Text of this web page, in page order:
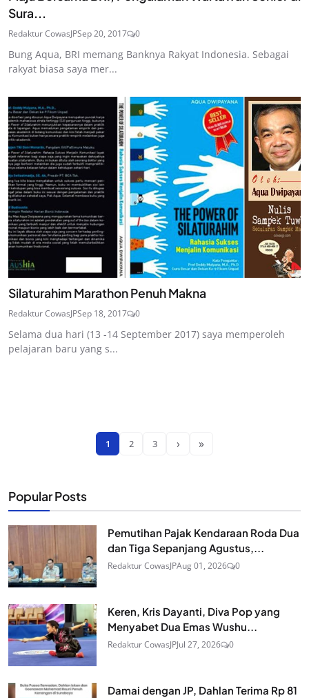
Sura...
Redaktur CowasJPSep 20, 2017 0
Bung Aqua, BRI memang Banknya Rakyat Indonesia. Sebagai
rakyat biasa saya mer...
Silaturahim Marathon Penuh Makna
Redaktur CowasJPSep 18, 2017 0
Selama dua hari (13 -14 September 2017) saya memperoleh
pelajaran baru yang s...
1 2 3 › »
Popular Posts
Pemutihan Pajak Kendaraan Roda Dua
dan Tiga Sepanjang Agustus,...
Redaktur CowasJPAug 01, 2026 0
Keren, Kris Dayanti, Diva Pop yang
Menyabet Dua Emas Wushu...
Redaktur CowasJPJul 27, 2026 0
Damai dengan JP, Dahlan Terima Rp 81